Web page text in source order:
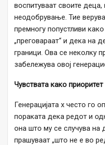
воспитуваат своите
неодобрување. Тие
премногу попустливи
„преговараат“ и дека на
граници. Ова се неколку
забележува овој
Чувствата како
Генерацијата х често го
пораката дека редот и
она што му се случува на
прашуваат „што не е во